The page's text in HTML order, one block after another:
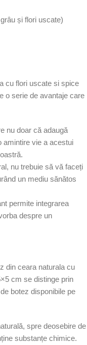
și flori uscate)
cu flori uscate si spice
o serie de avantaje care
nu doar că adaugă
amintire vie a acestui
nu trebuie să vă faceți
un mediu sănătos
permite integrarea
despre un
din ceara naturala cu
cm se distinge prin
botez disponibile pe
spre deosebire de
substanțe chimice.